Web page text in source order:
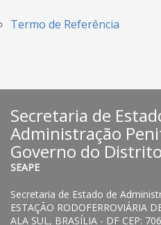
Termo de Referência
Secretaria de
Administração
Governo do
SEAPE
Secretaria de Estado de
ESTAÇÃO RODOFERROVIÁRIA
ALA SUL, BRASÍLIA - DF CEP: